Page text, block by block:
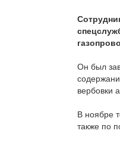
Он был
вербовки
В ноябре
также по